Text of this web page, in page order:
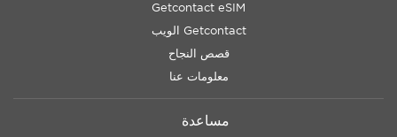
Getcontact eSIM
Getcontact الويب
قصص النجاح
معلومات عنا
مساعدة